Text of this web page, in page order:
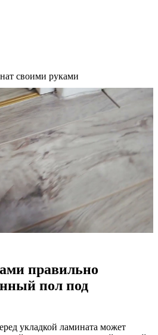
правильно
пол под
укладкой ламината может